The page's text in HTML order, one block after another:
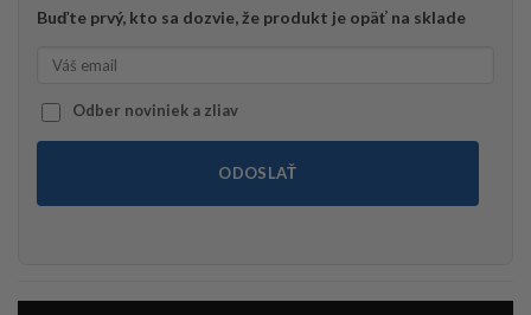
15,90€. 14,90€.
Buďte prvý, kto sa dozvie, že produkt je opäť na sklade
Odber noviniek a zliav
ODOSLAŤ